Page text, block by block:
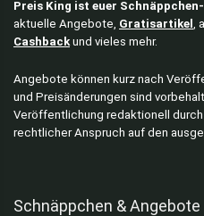
Preis King ist euer
aktuelle Angebote, Gratisartikel ,
Cashbackund vieles mehr.
Angebote können kurz nach
und Preisänderungen sind
Veröffentlichung redaktionell
rechtlicher Anspruch auf den
Schnäppchen & Angebote